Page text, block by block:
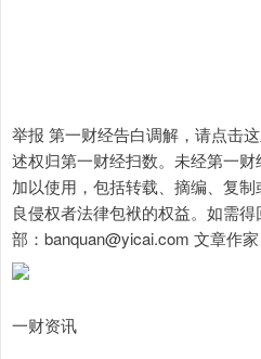
举报 第一财经告白调解，请点击
述权归第一财经扫数。未经第一
加以使用，包括转载、摘编、复
良侵权者法律包袱的权益。如需
部：banquan@yicai.com 文章作家
一财资讯